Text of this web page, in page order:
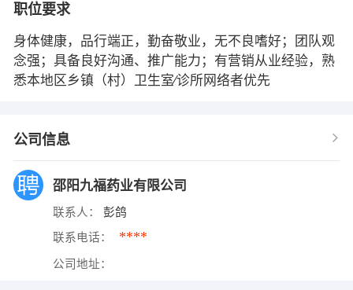
职位要求
身体健康，品行端正，勤奋敬业，无不良嗜好；团队观
念强；具备良好沟通、推广能力；有营销从业经验，熟
悉本地区乡镇（村）卫生室∕诊所网络者优先
公司信息
邵阳九福药业有限公司
联系人： 彭鸽
联系电话： ****
公司地址：